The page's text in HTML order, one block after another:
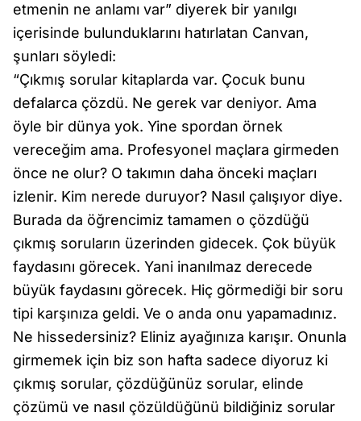
etmenin ne anlamı var” diyerek bir yanılgı
içerisinde bulunduklarını hatırlatan Canvan,
şunları söyledi:
“Çıkmış sorular kitaplarda var. Çocuk bunu
defalarca çözdü. Ne gerek var deniyor. Ama
öyle bir dünya yok. Yine spordan örnek
vereceğim ama. Profesyonel maçlara girmeden
önce ne olur? O takımın daha önceki maçları
izlenir. Kim nerede duruyor? Nasıl çalışıyor diye.
Burada da öğrencimiz tamamen o çözdüğü
çıkmış soruların üzerinden gidecek. Çok büyük
faydasını görecek. Yani inanılmaz derecede
büyük faydasını görecek. Hiç görmediği bir soru
tipi karşınıza geldi. Ve o anda onu yapamadınız.
Ne hissedersiniz? Eliniz ayağınıza karışır. Onunla
girmemek için biz son hafta sadece diyoruz ki
çıkmış sorular, çözdüğünüz sorular, elinde
çözümü ve nasıl çözüldüğünü bildiğiniz sorular